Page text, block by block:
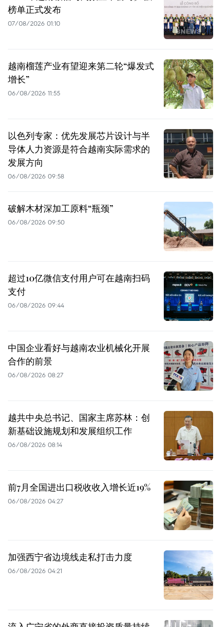
榜单正式发布
07/08/2026 01:10
越南榴莲产业有望迎来第二轮“爆发式
增长”
06/08/2026 11:55
以色列专家：优先发展芯片设计与半
导体人力资源是符合越南实际需求的
发展方向
06/08/2026 09:58
破解木材深加工原料“瓶颈”
06/08/2026 09:50
超过10亿微信支付用户可在越南扫码
支付
06/08/2026 09:44
中国企业看好与越南农业机械化开展
合作的前景
06/08/2026 08:27
越共中央总书记、国家主席苏林：创
新基础设施规划和发展组织工作
06/08/2026 08:14
前7月全国进出口税收收入增长近19%
06/08/2026 04:27
加强西宁省边境线走私打击力度
06/08/2026 04:21